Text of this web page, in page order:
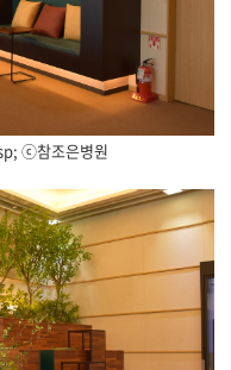
ⓒ참조은병원